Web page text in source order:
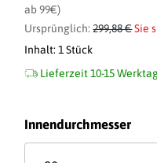
ab 99€)
Ursprünglich:299,88 €Sie
Inhalt:1 Stück
Lieferzeit 10-15
Innendurchmesser